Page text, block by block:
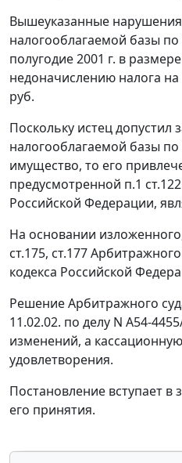
Вышеуказанные
налогооблагаемой базы
полугодие 2001 г. в
недоначислению налога
руб.
Поскольку истец допустил
налогооблагаемой базы
имущество, то его
предусмотренной п.1 ст.122
Российской Федерации,
На основании
ст.175, ст.177
кодекса Российской
Решение Арбитражного
11.02.02. по делу N А54-
изменений, а
удовлетворения.
Постановление вступает в
его принятия.